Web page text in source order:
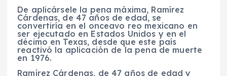
De aplicársele la pena máxima, Ramírez
Cárdenas, de 47 años de edad, se
convertiría en el onceavo reo mexicano en
ser ejecutado en Estados Unidos y en el
décimo en Texas, desde que este país
reactivó la aplicación de la pena de muerte
en 1976.
Ramírez Cárdenas, de 47 años de edad y